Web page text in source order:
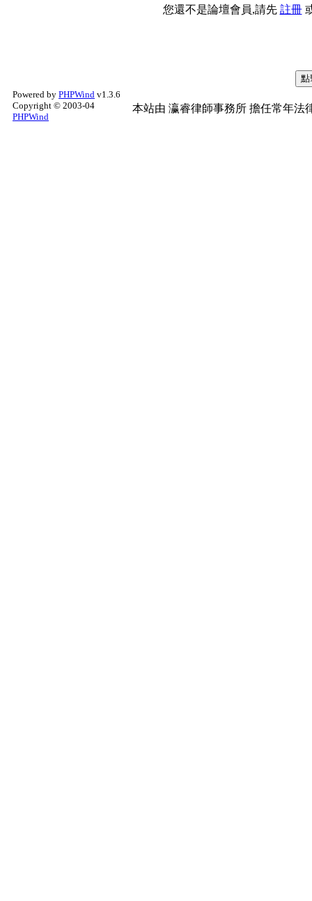
您還不是論壇會員,請先 註冊
Powered by PHPWind v1.3.6
Copyright © 2003-04
PHPWind
本站由 瀛睿律師事務所 擔任常年法